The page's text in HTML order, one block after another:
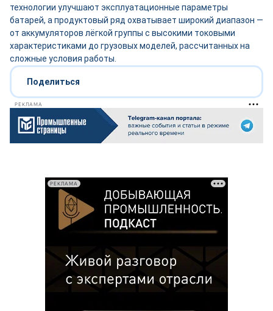
технологии улучшают эксплуатационные параметры
батарей, а продуктовый ряд охватывает широкий диапазон —
от аккумуляторов лёгкой группы с высокими токовыми
характеристиками до грузовых моделей, рассчитанных на
сложные условия работы.
Поделиться
РЕКЛАМА
РЕКЛАМА